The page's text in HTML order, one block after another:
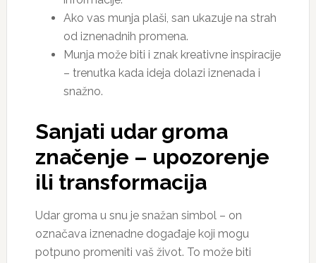
Ako vas munja plaši, san ukazuje na strah
od iznenadnih promena.
Munja može biti i znak kreativne inspiracije
– trenutka kada ideja dolazi iznenada i
snažno.
Sanjati udar groma
značenje – upozorenje
ili transformacija
Udar groma u snu je snažan simbol – on
označava iznenadne događaje koji mogu
potpuno promeniti vaš život. To može biti